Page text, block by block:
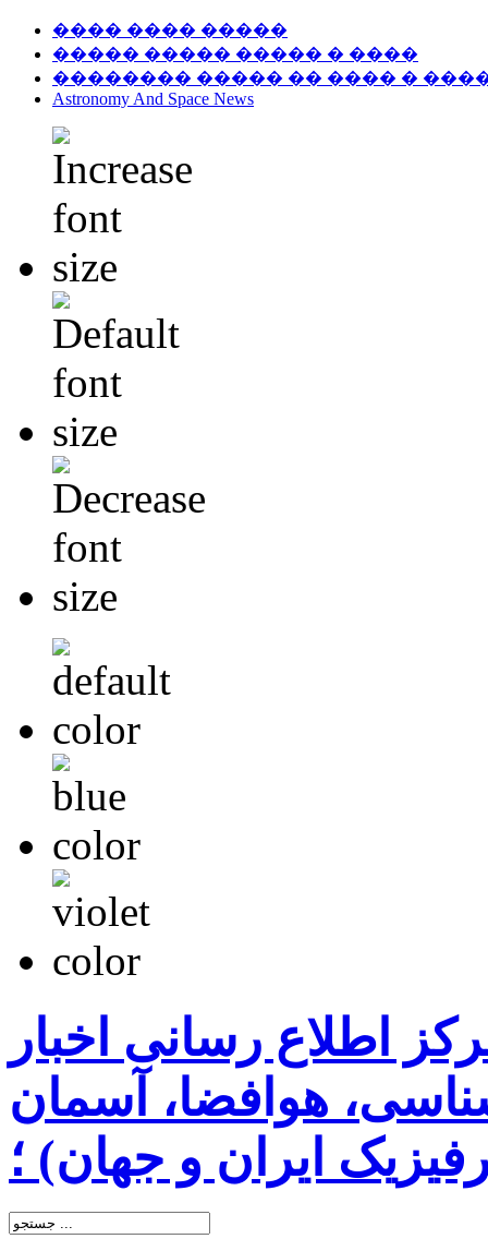
���� ���� �����
����� ����� ����� � ����
�������� ����� �� ���� �
Astronomy And Space News
اطلاع رسانی اخبار
هوافضا، آسمان
ایران و جهان) ؛